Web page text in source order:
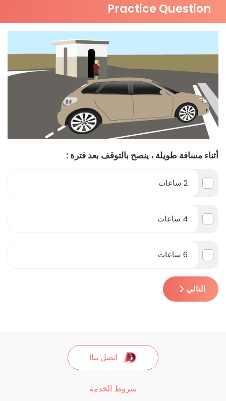
Practice Question
أثناء مسافة طويلة ، ينصح بالتوقف بعد فترة :
2 ساعات
4 ساعات
6 ساعات
التالي
اتصل بنا!
شروط الخدمة